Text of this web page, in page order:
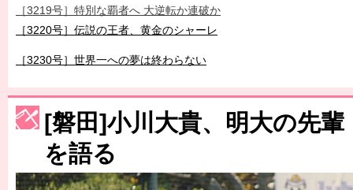
［3219号］特別な覇者へ 大逆転か連破か
［3220号］伝説の王者、黄金のシャーレ
［3230号］世界一への夢は終わらない
［3223号］一丸。日本出陣
［3222号］史上最大のW杯開幕 注目は「個」
長谷川 アーリアジャスールさんがシンポジウム「気候変動から命
[磐田]小川大貴、明大の先輩
を語る